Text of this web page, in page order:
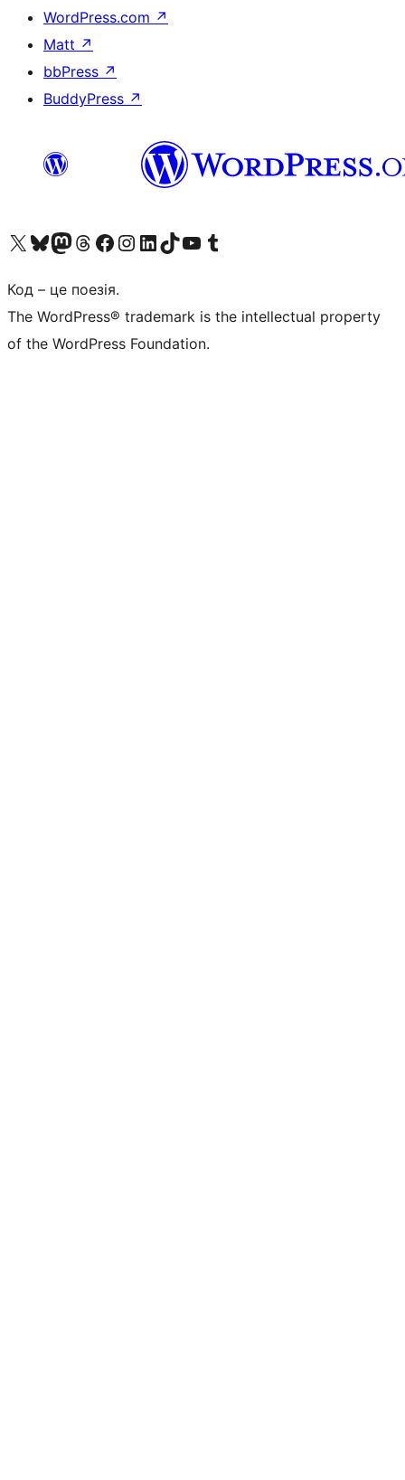
WordPress.com ↗
Matt ↗
bbPress ↗
BuddyPress ↗
Visit our X (formerly Twitter) account
Visit our Bluesky account
Завітайте до нашої стрічки в Mastodon
Visit our Threads account
Завітайте на нашу сторінку в Facebook
Visit our Instagram account
Visit our LinkedIn account
Visit our TikTok account
Visit our YouTube channel
Visit our Tumblr account
Код – це поезія.
The WordPress® trademark is the intellectual property
of the WordPress Foundation.